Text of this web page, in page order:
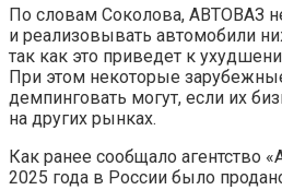
По словам Соколова, АВТОВАЗ
и реализовывать автомобили
так как это приведет к
При этом некоторые
демпинговать могут, если их
на других рынках.
Как ранее сообщало агентство
2025 года в России было